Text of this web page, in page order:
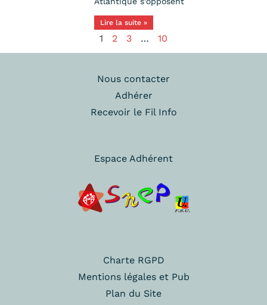
Lire la suite »
1 2 3 … 10
Nous contacter
Adhérer
Recevoir le Fil Info
Espace Adhérent
Charte RGPD
Mentions légales et Pub
Plan du Site